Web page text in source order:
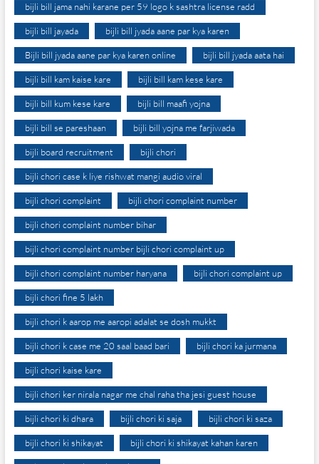
bijli bill jama nahi karane per 59 logo k sashtra license radd
bijli bill jayada bijli bill jyada aane par kya karen
Bijli bill jyada aane par kya karen online bijli bill jyada aata hai
bijli bill kam kaise kare bijli bill kam kese kare
bijli bill kum kese kare bijli bill maafi yojna
bijli bill se pareshaan bijli bill yojna me farjiwada
bijli board recruitment bijli chori
bijli chori case k liye rishwat mangi audio viral
bijli chori complaint bijli chori complaint number
bijli chori complaint number bihar
bijli chori complaint number bijli chori complaint up
bijli chori complaint number haryana bijli chori complaint up
bijli chori fine 5 lakh
bijli chori k aarop me aaropi adalat se dosh mukkt
bijli chori k case me 20 saal baad bari bijli chori ka jurmana
bijli chori kaise kare
bijli chori ker nirala nagar me chal raha tha jesi guest house
bijli chori ki dhara bijli chori ki saja bijli chori ki saza
bijli chori ki shikayat bijli chori ki shikayat kahan karen